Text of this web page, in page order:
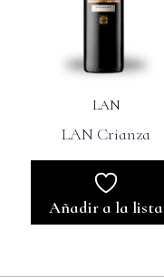
LAN
LAN Crianza
Añadir a la lista